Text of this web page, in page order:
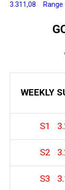
3.311,08 Range
WEEKLY
S1
S2
S3